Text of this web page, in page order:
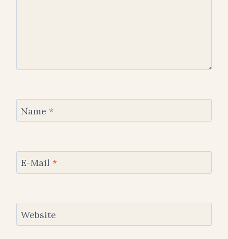
Name *
E-Mail *
Website